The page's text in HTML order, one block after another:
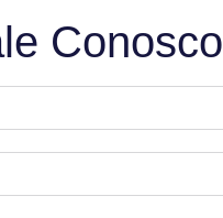
Conosco